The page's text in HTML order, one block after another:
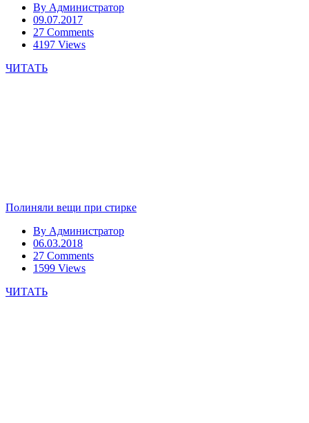
By Администратор
09.07.2017
27 Comments
4197 Views
ЧИТАТЬ
Полиняли вещи при стирке
By Администратор
06.03.2018
27 Comments
1599 Views
ЧИТАТЬ